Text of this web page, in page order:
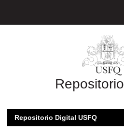
Repositorio
Repositorio Digital USFQ